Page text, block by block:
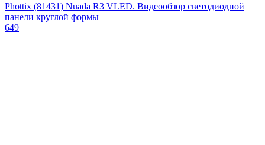
Phottix (81431) Nuada R3 VLED. Видеообзор cветодиодной
панели круглой формы
649